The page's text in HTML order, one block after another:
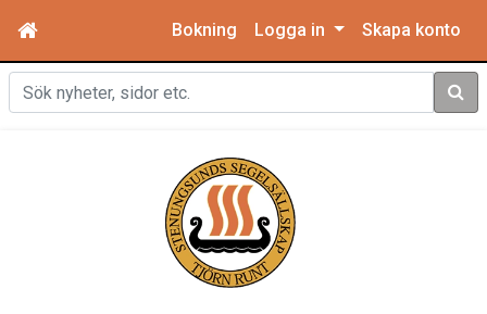
Bokning Logga in Skapa konto
Sök